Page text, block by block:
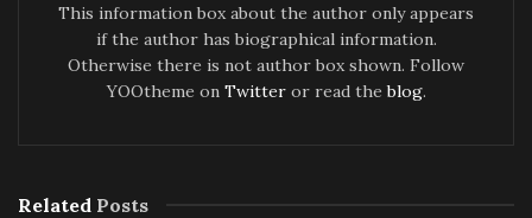
This information box about the author only appears
if the author has biographical information.
Otherwise there is not author box shown. Follow
YOOtheme on Twitteror read theblog.
Related Posts